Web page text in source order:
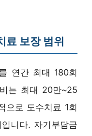
료 보장 범위
연간 최대 180회
는 최대 20만~25
으로 도수치료 1회
니다. 자기부담금